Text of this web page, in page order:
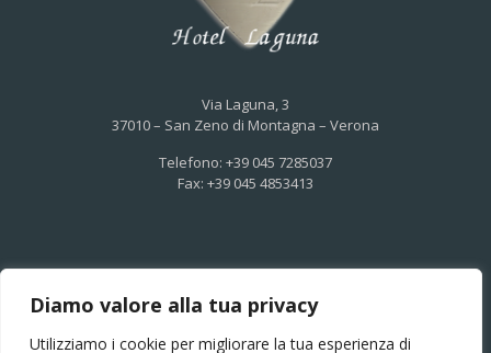
Diamo valore alla tua privacy
Utilizziamo i cookie per migliorare la tua esperienza di
Via Laguna, 3
37010 – San Zeno di Montagna – Verona
Telefono: +39 045 7285037
Fax: +39 045 4853413
Privacy Policy–Informativa–Cookies